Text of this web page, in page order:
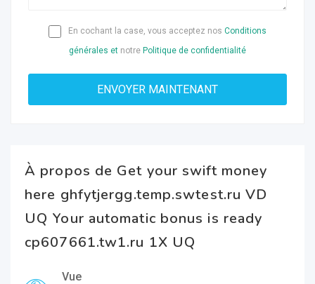
En cochant la case, vous acceptez nos Conditions
générales et notre Politique de confidentialité
À propos de Get your swift money
here ghfytjergg.temp.swtest.ru VD
UQ Your automatic bonus is ready
cp607661.tw1.ru 1X UQ
Vue